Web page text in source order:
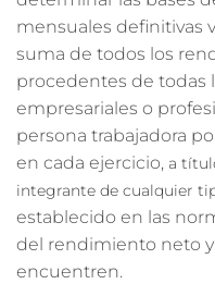
mensuales definitivas
suma de todos los
procedentes de todas
empresariales o
persona trabajadora
en cada ejercicio, a
integrante de cualquier
establecido en las
del rendimiento neto
encuentren.